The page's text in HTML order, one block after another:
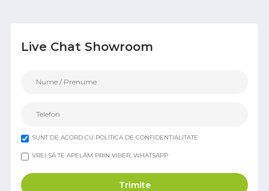
Live Chat Showroom
SUNT DE ACORD CU POLITICA DE CONFIDENȚIALITATE
VREI SĂ TE APELĂM PRIN VIBER, WHATSAPP
Trimite